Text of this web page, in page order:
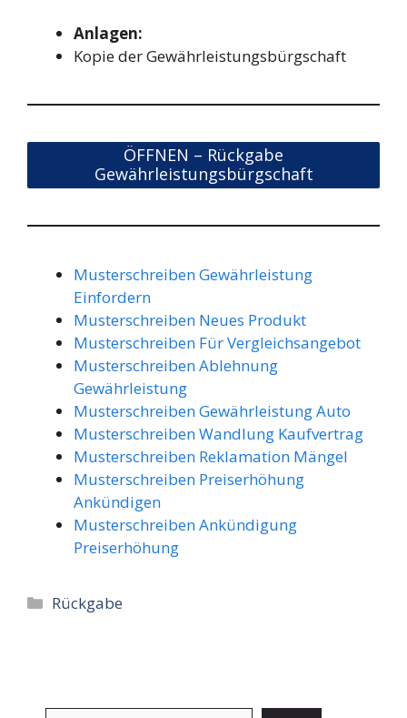
Anlagen:
Kopie der Gewährleistungsbürgschaft
ÖFFNEN – Rückgabe
Gewährleistungsbürgschaft
Musterschreiben Gewährleistung
Einfordern
Musterschreiben Neues Produkt
Musterschreiben Für Vergleichsangebot
Musterschreiben Ablehnung
Gewährleistung
Musterschreiben Gewährleistung Auto
Musterschreiben Wandlung Kaufvertrag
Musterschreiben Reklamation Mängel
Musterschreiben Preiserhöhung
Ankündigen
Musterschreiben Ankündigung
Preiserhöhung
Kategorien
Rückgabe